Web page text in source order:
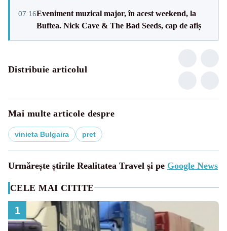
07:16Eveniment muzical major, în acest weekend, la
Buftea. Nick Cave & The Bad Seeds, cap de afiș
Distribuie articolul
Mai multe articole despre
vinieta Bulgaira pret
Urmărește știrile Realitatea Travel și pe Google News
CELE MAI CITITE
1